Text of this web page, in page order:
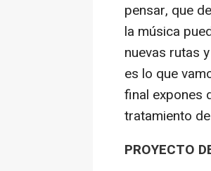
pensar, que
la música
nuevas rutas
es lo que
final expones
tratamiento
PROYECTO